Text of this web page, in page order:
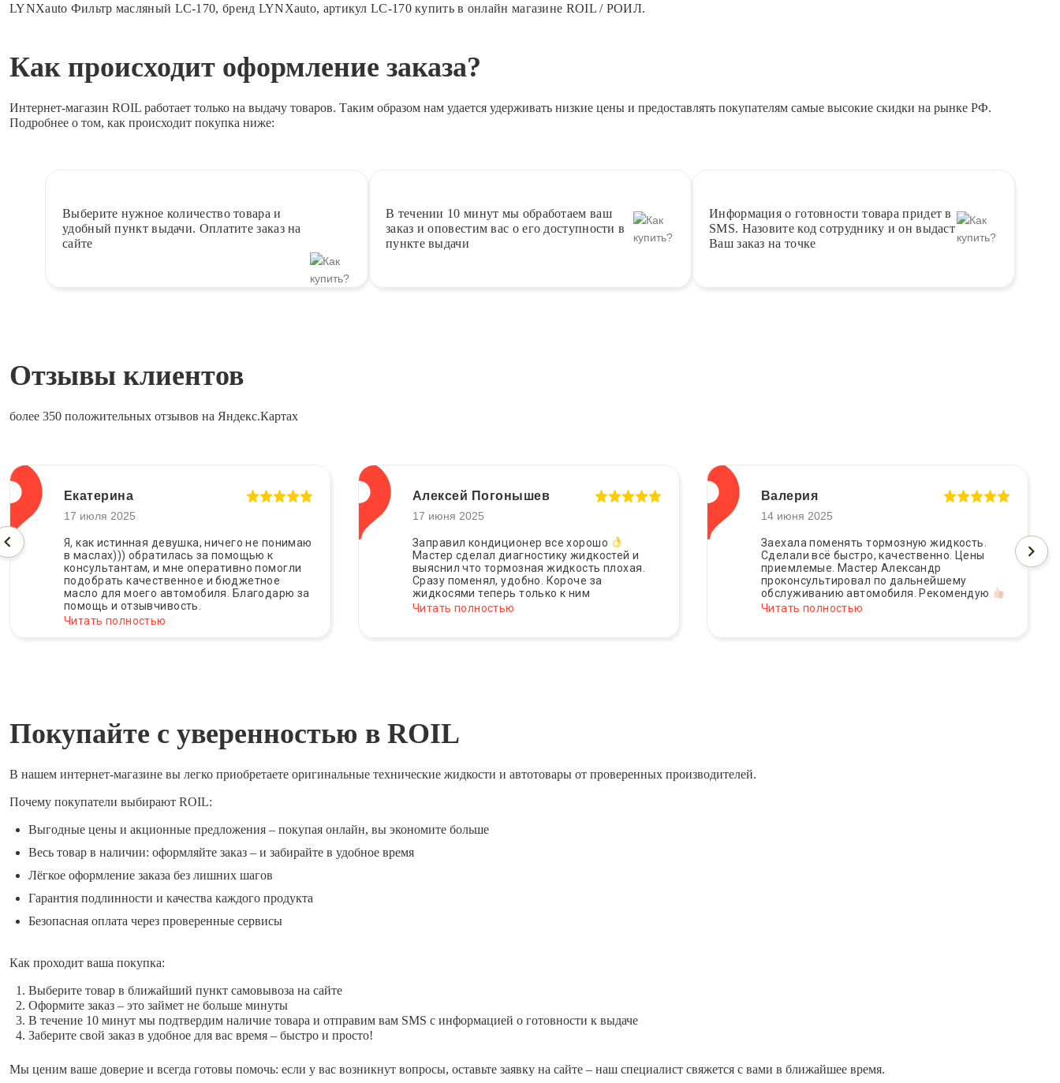
LYNXauto Фильтр масляный LC-170, бренд LYNXauto, артикул LC-170 купить в онлайн магазине ROIL / РОИЛ.
Как происходит оформление заказа?
Интернет-магазин ROIL работает только на выдачу товаров. Таким образом нам удается удерживать низкие цены и предоставлять покупателям самые высокие скидки на рынке РФ.
Подробнее о том, как происходит покупка ниже:
Выберите нужное количество товара и
удобный пункт выдачи. Оплатите заказ на
сайте
В течении 10 минут мы обработаем ваш
заказ и оповестим вас о его доступности в
пункте выдачи
Информация о готовности товара придет в
SMS. Назовите код сотруднику и он выдаст
Ваш заказ на точке
Отзывы клиентов
более 350 положительных отзывов на Яндекс.Картах
Екатерина
17 июля 2025
Я, как истинная девушка, ничего не понимаю
в маслах))) обратилась за помощью к
консультантам, и мне оперативно помогли
подобрать качественное и бюджетное
масло для моего автомобиля. Благодарю за
помощь и отзывчивость.
Читать полностью
Алексей Погонышев
17 июня 2025
Заправил кондиционер все хорошо
Мастер сделал диагностику жидкостей и
выяснил что тормозная жидкость плохая.
Сразу поменял, удобно. Короче за
жидкосями теперь только к ним
Читать полностью
Валерия
14 июня 2025
Заехала поменять тормозную жидкость.
Сделали всё быстро, качественно. Цены
приемлемые. Мастер Александр
проконсультировал по дальнейшему
обслуживанию автомобиля. Рекомендую
Читать полностью
Покупайте с уверенностью в ROIL
В нашем интернет-магазине вы легко приобретаете оригинальные технические жидкости и автотовары от проверенных производителей.
Почему покупатели выбирают ROIL:
Выгодные цены и акционные предложения – покупая онлайн, вы экономите больше
Весь товар в наличии: оформляйте заказ – и забирайте в удобное время
Лёгкое оформление заказа без лишних шагов
Гарантия подлинности и качества каждого продукта
Безопасная оплата через проверенные сервисы
Как проходит ваша покупка:
Выберите товар в ближайший пункт самовывоза на сайте
Оформите заказ – это займет не больше минуты
В течение 10 минут мы подтвердим наличие товара и отправим вам SMS с информацией о готовности к выдаче
Заберите свой заказ в удобное для вас время – быстро и просто!
Мы ценим ваше доверие и всегда готовы помочь: если у вас возникнут вопросы, оставьте заявку на сайте – наш специалист свяжется с вами в ближайшее время.